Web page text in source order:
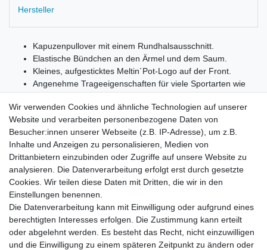
Hersteller
Kapuzenpullover mit einem Rundhalsausschnitt.
Elastische Bündchen an den Ärmel und dem Saum.
Kleines, aufgesticktes Meltin´Pot-Logo auf der Front.
Angenehme Trageeigenschaften für viele Sportarten wie
Material: 100% Baumwolle
Style = FLAVIA
Fabric = F9221
Wash = GE000
Colour = GR30
012719-S ( S ) - E-4343
012719-M ( M ) - E-4344 - 8033727050791
Wir verwenden Cookies und ähnliche Technologien auf unserer
Website und verarbeiten personenbezogene Daten von
Besucher:innen unserer Webseite (z.B. IP-Adresse), um z.B.
Inhalte und Anzeigen zu personalisieren, Medien von
Drittanbietern einzubinden oder Zugriffe auf unsere Website zu
analysieren. Die Datenverarbeitung erfolgt erst durch gesetzte
Cookies. Wir teilen diese Daten mit Dritten, die wir in den
Einstellungen benennen.
Die Datenverarbeitung kann mit Einwilligung oder aufgrund eines
berechtigten Interesses erfolgen. Die Zustimmung kann erteilt
oder abgelehnt werden. Es besteht das Recht, nicht einzuwilligen
und die Einwilligung zu einem späteren Zeitpunkt zu ändern oder